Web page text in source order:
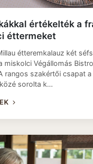
értékelték a
éttermeket
étteremkalauz két
miskolci Végállomás
rangos szakértői csapat
sorolta k…